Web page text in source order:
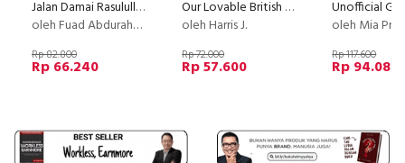
Jalan Damai Rasulullah
oleh Fuad Abdurahman
Rp 82.800
Rp 66.240
Our Lovable British Muslim Singer
oleh Harris J.
Rp 72.000
Rp 57.600
oleh Mia Prastika &
Rp 117.600
Rp 94.080